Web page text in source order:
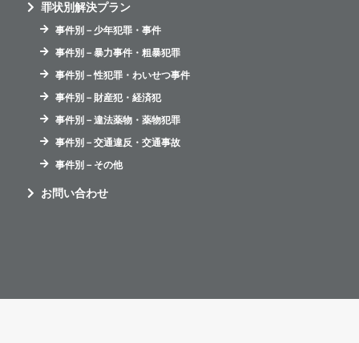
罪状別解決プラン
事件別－少年犯罪・事件
事件別－暴力事件・粗暴犯罪
事件別－性犯罪・わいせつ事件
事件別－財産犯・経済犯
事件別－違法薬物・薬物犯罪
事件別－交通違反・交通事故
事件別－その他
お問い合わせ